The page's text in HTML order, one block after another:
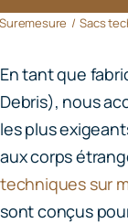
Suremesure Sacs
En tant que
Debris), nous
les plus
aux corps
techniques sur
sont conçus